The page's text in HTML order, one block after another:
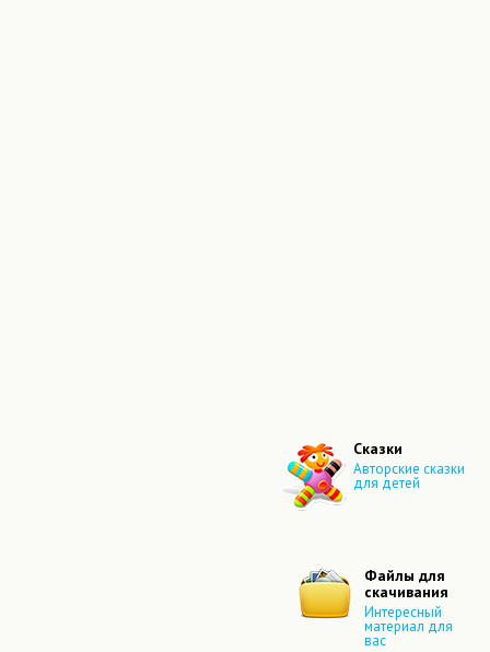
Сказки
Авторские сказки
для детей
Файлы для
скачивания
Интересный
материал для
вас